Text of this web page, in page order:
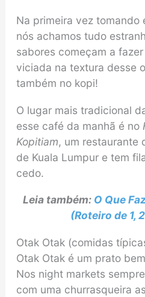
Na primeira vez tomando
nós achamos tudo
sabores começam a
viciada na textura desse
também no kopi!
O lugar mais tradicional
esse café da manhã é no
Kopitiam, um restaurante
de Kuala Lumpur e tem
cedo.
Leia também: O Que
(Roteiro de 1,
Otak Otak (comidas
Otak Otak é um prato
Nos night markets
com uma churrasqueira